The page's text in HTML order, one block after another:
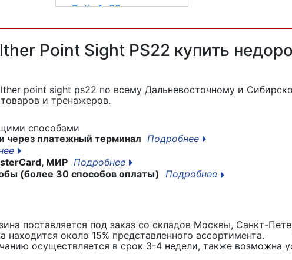
Point Sight PS22 купить
point sight ps22 по всему Дальневосточному и
и тренажеров.
способами
через платежный терминал Подробнее
МИР Подробнее
(более 30 способов оплаты) Подробнее
поставляется под заказ со складов Москвы, Санкт-
около 15% представленного ассортимента.
осуществляется в срок 3-4 недели, также возможна